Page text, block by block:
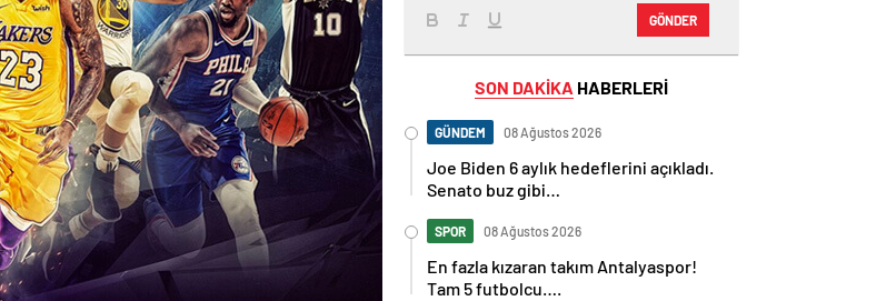
GÖNDER
SON DAKİKA HABERLERİ
GÜNDEM 08 Ağustos 2026
Joe Biden 6 aylık hedeflerini açıkladı.
Senato buz gibi…
SPOR 08 Ağustos 2026
En fazla kızaran takım Antalyaspor!
Tam 5 futbolcu….